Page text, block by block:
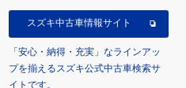
スズキ中古車情報サイト
「安心・納得・充実」なラインアッ
プを揃えるスズキ公式中古車検索サ
イトです。